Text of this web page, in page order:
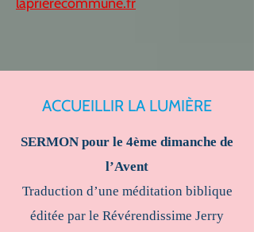
ACCUEILLIR LA LUMIÈRE
SERMON pour le 4ème dimanche de
l’Avent
Traduction d’une méditation biblique
éditée par le Révérendissime Jerry